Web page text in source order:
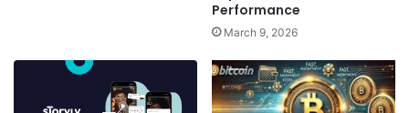
Performance
March 9, 2026